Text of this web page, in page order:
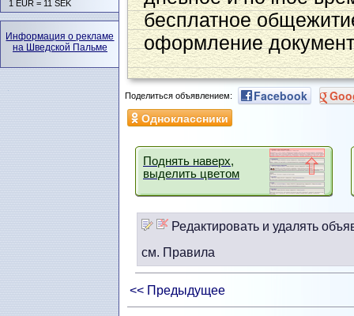
бесплатное
оформление
Поделиться объявлением: Facebook
Одноклассники
Поднять наверх,
выделить цветом
Редактировать и удалять
см. Правила
<< Предыдущее
1 EUR = 11 SEK
Информация о рекламе
на Шведской Пальме